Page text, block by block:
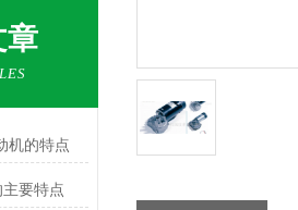
章
机的特点
要特点